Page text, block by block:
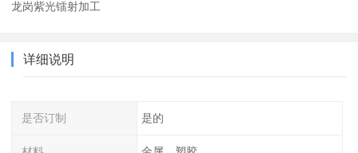
龙岗紫光镭射加工
详细说明
是否订制 是的